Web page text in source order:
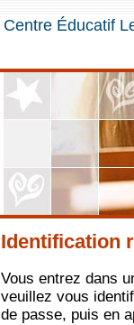
Centre Éducatif
Identification
Vous entrez dans
veuillez vous
de passe, puis en